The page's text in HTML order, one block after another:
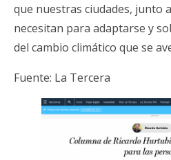
que nuestras ciudades, junto
necesitan para adaptarse y
del cambio climático que se
Fuente: La Tercera